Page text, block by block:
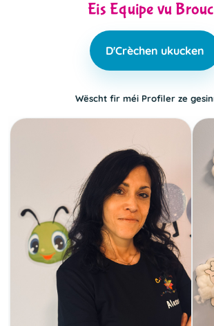
Eis Equipe vu
D'Crèchen ukucken
Wëscht fir méi Profiler ze